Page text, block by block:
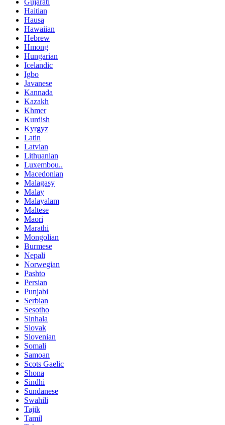
Haitian
Hausa
Hawaiian
Hebrew
Hmong
Hungarian
Icelandic
Igbo
Javanese
Kannada
Kazakh
Khmer
Kurdish
Kyrgyz
Latin
Latvian
Lithuanian
Luxembou..
Macedonian
Malagasy
Malay
Malayalam
Maltese
Maori
Marathi
Mongolian
Burmese
Nepali
Norwegian
Pashto
Persian
Punjabi
Serbian
Sesotho
Sinhala
Slovak
Slovenian
Somali
Samoan
Scots Gaelic
Shona
Sindhi
Sundanese
Swahili
Tajik
Tamil